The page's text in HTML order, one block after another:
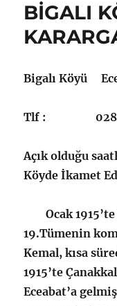
BİGALI
Bigalı Köyü
Tlf : 0286
Açık olduğu
Köyde İkamet
Ocak 1915’te
19.Tümenin
Kemal, kısa
1915’te
Eceabat’a